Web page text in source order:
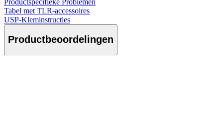
Tabel met TLR-accessoires
USP-Kleminstructies
Productbeoordelingen